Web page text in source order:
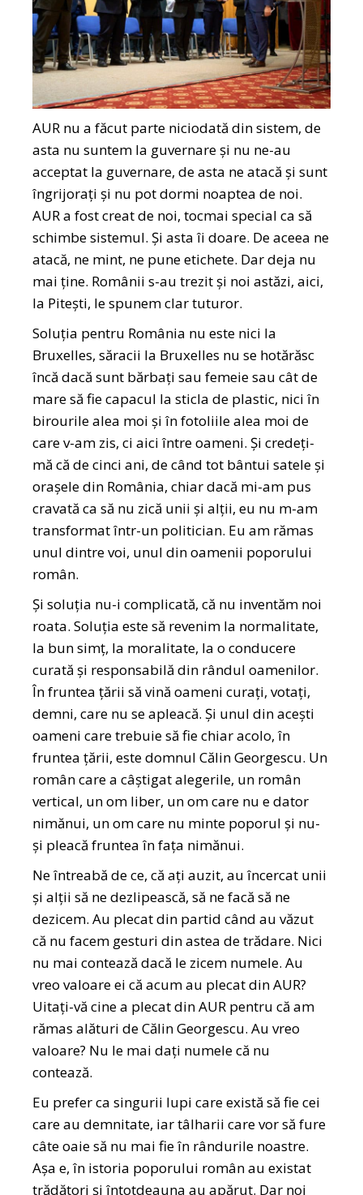
AUR nu a făcut parte niciodată din sistem, de
asta nu suntem la guvernare și nu ne-au
acceptat la guvernare, de asta ne atacă și sunt
îngrijorați și nu pot dormi noaptea de noi.
AUR a fost creat de noi, tocmai special ca să
schimbe sistemul. Și asta îi doare. De aceea ne
atacă, ne mint, ne pune etichete. Dar deja nu
mai ține. Românii s-au trezit și noi astăzi, aici,
la Pitești, le spunem clar tuturor.
Soluția pentru România nu este nici la
Bruxelles, săracii la Bruxelles nu se hotărăsc
încă dacă sunt bărbați sau femeie sau cât de
mare să fie capacul la sticla de plastic, nici în
birourile alea moi și în fotoliile alea moi de
care v-am zis, ci aici între oameni. Și credeți-
mă că de cinci ani, de când tot bântui satele și
orașele din România, chiar dacă mi-am pus
cravată ca să nu zică unii și alții, eu nu m-am
transformat într-un politician. Eu am rămas
unul dintre voi, unul din oamenii poporului
român.
Și soluția nu-i complicată, că nu inventăm noi
roata. Soluția este să revenim la normalitate,
la bun simț, la moralitate, la o conducere
curată și responsabilă din rândul oamenilor.
În fruntea țării să vină oameni curați, votați,
demni, care nu se apleacă. Și unul din acești
oameni care trebuie să fie chiar acolo, în
fruntea țării, este domnul Călin Georgescu. Un
român care a câștigat alegerile, un român
vertical, un om liber, un om care nu e dator
nimănui, un om care nu minte poporul și nu-
și pleacă fruntea în fața nimănui.
Ne întreabă de ce, că ați auzit, au încercat unii
și alții să ne dezlipească, să ne facă să ne
dezicem. Au plecat din partid când au văzut
că nu facem gesturi din astea de trădare. Nici
nu mai contează dacă le zicem numele. Au
vreo valoare ei că acum au plecat din AUR?
Uitați-vă cine a plecat din AUR pentru că am
rămas alături de Călin Georgescu. Au vreo
valoare? Nu le mai dați numele că nu
contează.
Eu prefer ca singurii lupi care există să fie cei
care au demnitate, iar tâlharii care vor să fure
câte oaie să nu mai fie în rândurile noastre.
Așa e, în istoria poporului român au existat
trădători și întotdeauna au apărut. Dar noi